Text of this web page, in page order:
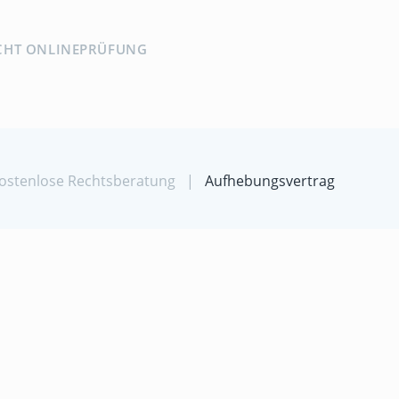
ONLINEPRÜFUNG
Rechtsberatung | Aufhebungsvertrag